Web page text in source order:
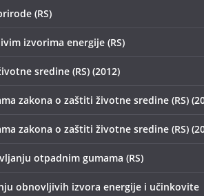
(RS)
izvorima energije (RS)
sredine (RS) (2012)
zakona o zaštiti životne sredine (RS)
zakona o zaštiti životne sredine (RS)
otpadnim gumama (RS)
obnovljivih izvora energije i učinkovite